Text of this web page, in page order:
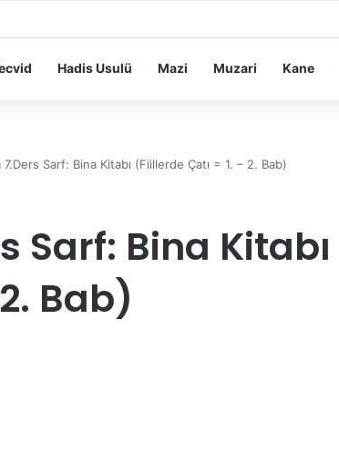
Hadis Usulü Mazi Muzari Kane
Sarf: Bina Kitabı (Fiillerde Çatı = 1. – 2. Bab)
Sarf: Bina Kitabı
Bab)